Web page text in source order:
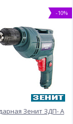
-10%
Зенит ЗДП- А